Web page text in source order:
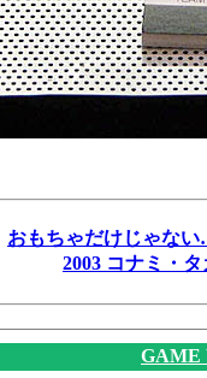
おもちゃだけじゃな
2003 コナミ・
GAME